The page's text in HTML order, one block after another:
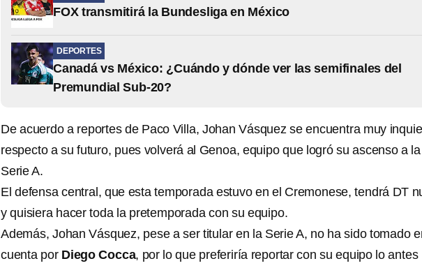
FOX transmitirá la Bundesliga en México
DEPORTES
Canadá vs México: ¿Cuándo y dónde ver las semifinales del
Premundial Sub-20?
De acuerdo a reportes de Paco Villa, Johan Vásquez se encuentra muy
respecto a su futuro, pues volverá al Genoa, equipo que logró su ascenso a la
Serie A.
El defensa central, que esta temporada estuvo en el Cremonese, tendrá DT
y quisiera hacer toda la pretemporada con su equipo.
Además, Johan Vásquez, pese a ser titular en la Serie A, no ha sido tomado
cuenta por Diego Cocca, por lo que preferiría reportar con su equipo lo antes